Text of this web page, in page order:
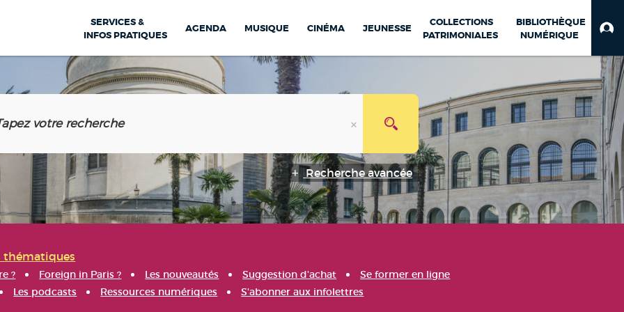
SERVICES &
INFOS PRATIQUES
AGENDA MUSIQUE CINÉMA JEUNESSE
COLLECTIONS
PATRIMONIALES
BIBLIOTHÈQUE
NUMÉRIQUE
Recherche avancée
thématiques
? Foreign in Paris ? Les nouveautés Suggestion d'achat
Se former en ligne
Les podcasts Ressources numériques S'abonner aux infolettres